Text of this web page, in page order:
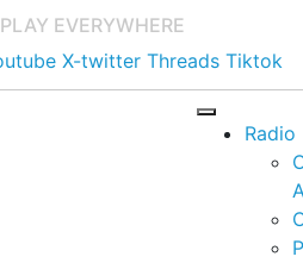
PLAY EVERYWHERE
X-twitter Threads Tiktok
Radio